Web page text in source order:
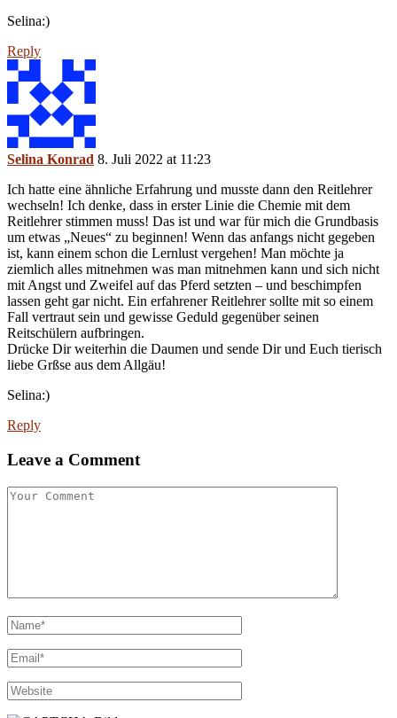
Selina:)
Reply
Selina Konrad 8. Juli 2022 at 11:23
Ich hatte eine ähnliche Erfahrung und musste dann den Reitlehrer
wechseln! Ich denke, dass in erster Linie die Chemie mit dem
Reitlehrer stimmen muss! Das ist und war für mich die Grundbasis
um etwas „Neues“ zu beginnen! Wenn das anfangs nicht gegeben
ist, kann einem schon die Lernlust vergehen! Man möchte ja
ziemlich alles mitnehmen was man mitnehmen kann und sich nicht
mit Angst und Zweifel auf das Pferd setzten – und beschimpfen
lassen geht gar nicht. Ein erfahrener Reitlehrer sollte mit so einem
Fall vertraut sein und gewisse Geduld gegenüber seinen
Reitschülern aufbringen.
Drücke Dir weiterhin die Daumen und sende Dir und Euch tierisch
liebe Grßse aus dem Allgäu!
Selina:)
Reply
Leave a Comment